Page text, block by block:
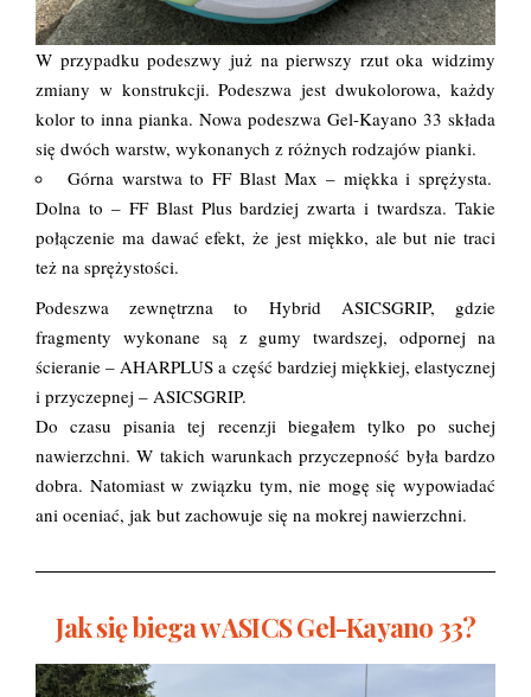
W przypadku podeszwy już na pierwszy rzut oka widzimy
zmiany w konstrukcji. Podeszwa jest dwukolorowa, każdy
kolor to inna pianka. Nowa podeszwa Gel-Kayano 33 składa
się dwóch warstw, wykonanych z różnych rodzajów pianki.
Górna warstwa to FF Blast Max – miękka i sprężysta.
Dolna to – FF Blast Plus bardziej zwarta i twardsza. Takie
połączenie ma dawać efekt, że jest miękko, ale but nie traci
też na sprężystości.
Podeszwa zewnętrzna to Hybrid ASICSGRIP, gdzie
fragmenty wykonane są z gumy twardszej, odpornej na
ścieranie – AHARPLUS a część bardziej miękkiej, elastycznej
i przyczepnej – ASICSGRIP.
Do czasu pisania tej recenzji biegałem tylko po suchej
nawierzchni. W takich warunkach przyczepność była bardzo
dobra. Natomiast w związku tym, nie mogę się wypowiadać
ani oceniać, jak but zachowuje się na mokrej nawierzchni.
Jak się biega w ASICS Gel-Kayano 33?